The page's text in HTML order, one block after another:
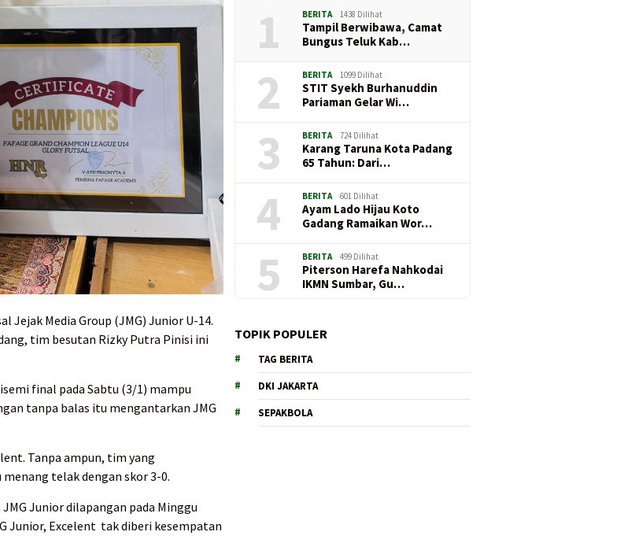
Jejak Media Group (JMG) Junior U-14.
tim besutan Rizky Putra Pinisi ini
final pada Sabtu (3/1) mampu
tanpa balas itu mengantarkan JMG
Tanpa ampun, tim yang
telak dengan skor 3-0.
Junior dilapangan pada Minggu
Junior, Excelent tak diberi kesempatan
1 BERITA 1438 Dilihat
Tampil Berwibawa, Camat
Bungus Teluk Kab…
2 BERITA 1099 Dilihat
STIT Syekh Burhanuddin
Pariaman Gelar Wi…
3 BERITA 724 Dilihat
Karang Taruna Kota Padang
65 Tahun: Dari…
4 BERITA 601 Dilihat
Ayam Lado Hijau Koto
Gadang Ramaikan Wor…
5 BERITA 499 Dilihat
Piterson Harefa Nahkodai
IKMN Sumbar, Gu…
TOPIK POPULER
TAG BERITA
DKI JAKARTA
SEPAKBOLA